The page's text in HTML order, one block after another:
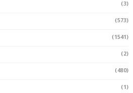
(3)
(573)
(1541)
(2)
(480)
(1)